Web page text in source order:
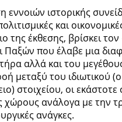
εννοιών ιστορικής
και
της έκθεσης, βρίσκει
που έλαβε μια
αλλά και του
μεταξύ του ιδιωτικού
στοιχείου, οι
χώρους ανάλογα με την
ανάγκες.